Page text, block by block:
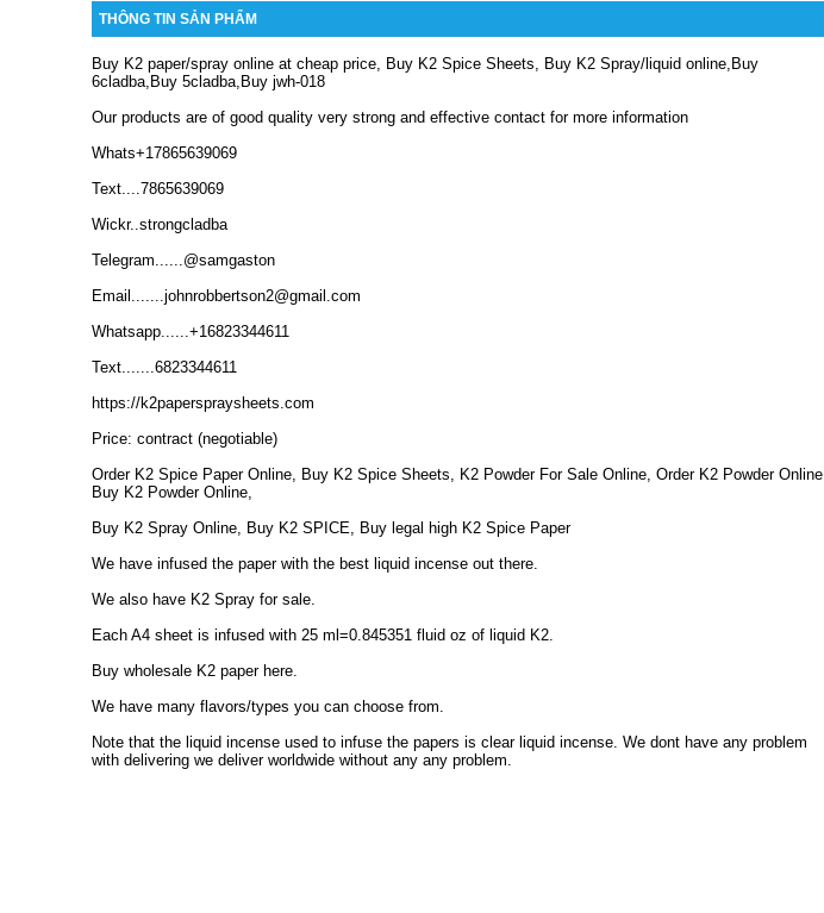
THÔNG TIN SẢN PHẨM
Buy K2 paper/spray online at cheap price, Buy K2 Spice Sheets, Buy K2 Spray/liquid online,Buy
6cladba,Buy 5cladba,Buy jwh-018
Our products are of good quality very strong and effective contact for more information
Whats+17865639069
Text....7865639069
Wickr..strongcladba
Telegram......@samgaston
Email.......johnrobbertson2@gmail.com
Whatsapp......+16823344611
Text.......6823344611
https://k2paperspraysheets.com
Price: contract (negotiable)
Order K2 Spice Paper Online, Buy K2 Spice Sheets, K2 Powder For Sale Online, Order K2 Powder Online,
Buy K2 Powder Online,
Buy K2 Spray Online, Buy K2 SPICE, Buy legal high K2 Spice Paper
We have infused the paper with the best liquid incense out there.
We also have K2 Spray for sale.
Each A4 sheet is infused with 25 ml=0.845351 fluid oz of liquid K2.
Buy wholesale K2 paper here.
We have many flavors/types you can choose from.
Note that the liquid incense used to infuse the papers is clear liquid incense. We dont have any problem
with delivering we deliver worldwide without any any problem.